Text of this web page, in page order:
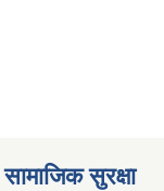
सामाजिक सुरक्षा